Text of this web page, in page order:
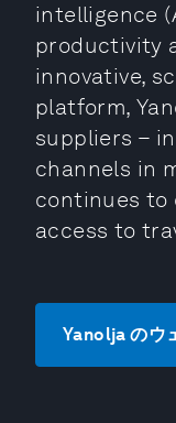
intelligence
productivity
innovative,
platform,
suppliers –
channels in
continues to
access to
Yanolja のウ